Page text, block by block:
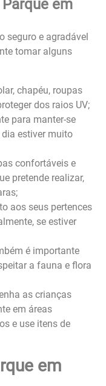
em
seguro e agradável
tomar alguns
chapéu, roupas
dos raios UV;
para manter-se
estiver muito
confortáveis e
pretende realizar,
aos seus pertences
se estiver
é importante
a fauna e flora
as crianças
em áreas
e use itens de
em